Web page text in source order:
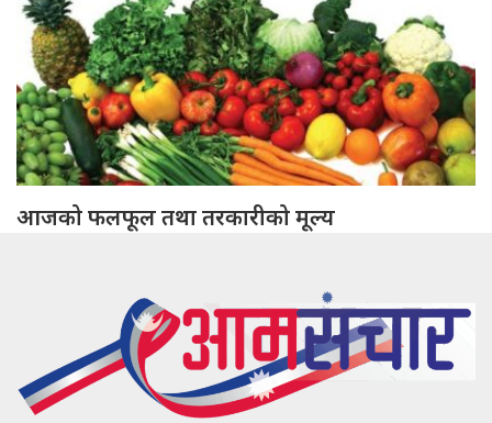
आजको फलफूल तथा तरकारीको मूल्य